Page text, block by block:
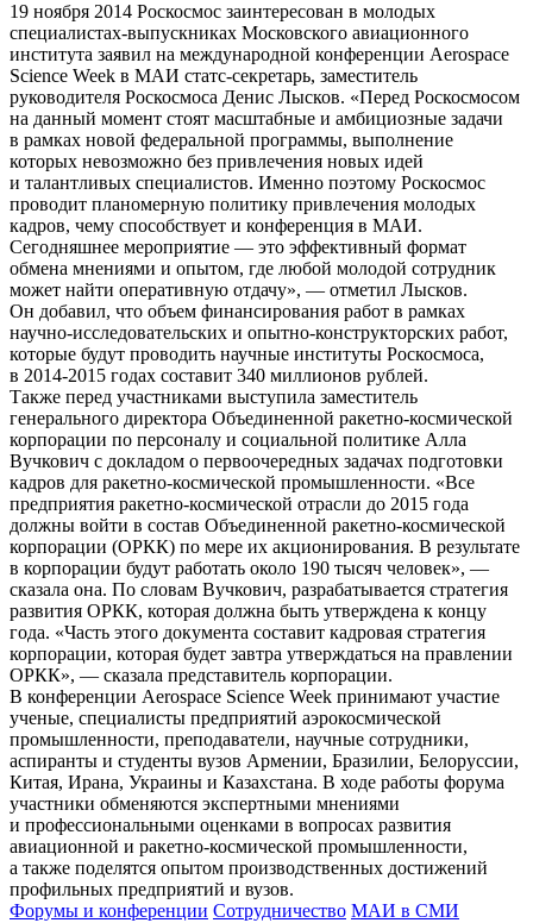
19 ноября 2014 Роскосмос заинтересован в молодых
специалистах-выпускниках Московского авиационного
института заявил на международной конференции Aerospace
Science Week в МАИ статс-секретарь, заместитель
руководителя Роскосмоса Денис Лысков. «Перед Роскосмосом
на данный момент стоят масштабные и амбициозные задачи
в рамках новой федеральной программы, выполнение
которых невозможно без привлечения новых идей
и талантливых специалистов. Именно поэтому Роскосмос
проводит планомерную политику привлечения молодых
кадров, чему способствует и конференция в МАИ.
Сегодняшнее мероприятие — это эффективный формат
обмена мнениями и опытом, где любой молодой сотрудник
может найти оперативную отдачу», — отметил Лысков.
Он добавил, что объем финансирования работ в рамках
научно-исследовательских и опытно-конструкторских работ,
которые будут проводить научные институты Роскосмоса,
в 2014-2015 годах составит 340 миллионов рублей.
Также перед участниками выступила заместитель
генерального директора Объединенной ракетно-космической
корпорации по персоналу и социальной политике Алла
Вучкович с докладом о первоочередных задачах подготовки
кадров для ракетно-космической промышленности. «Все
предприятия ракетно-космической отрасли до 2015 года
должны войти в состав Объединенной ракетно-космической
корпорации (ОРКК) по мере их акционирования. В результате
в корпорации будут работать около 190 тысяч человек», —
сказала она. По словам Вучкович, разрабатывается стратегия
развития ОРКК, которая должна быть утверждена к концу
года. «Часть этого документа составит кадровая стратегия
корпорации, которая будет завтра утверждаться на правлении
ОРКК», — сказала представитель корпорации.
В конференции Aerospace Science Week принимают участие
ученые, специалисты предприятий аэрокосмической
промышленности, преподаватели, научные сотрудники,
аспиранты и студенты вузов Армении, Бразилии, Белоруссии,
Китая, Ирана, Украины и Казахстана. В ходе работы форума
участники обменяются экспертными мнениями
и профессиональными оценками в вопросах развития
авиационной и ракетно-космической промышленности,
а также поделятся опытом производственных достижений
профильных предприятий и вузов.
Форумы и конференции Сотрудничество МАИ в СМИ